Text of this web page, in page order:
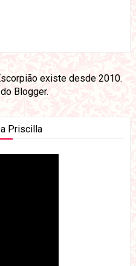
existe desde 2010.
Blogger.
Priscilla